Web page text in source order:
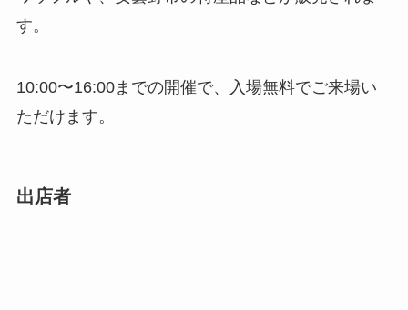
す。
10:00〜16:00までの開催で、入場無料でご来場い
ただけます。
出店者